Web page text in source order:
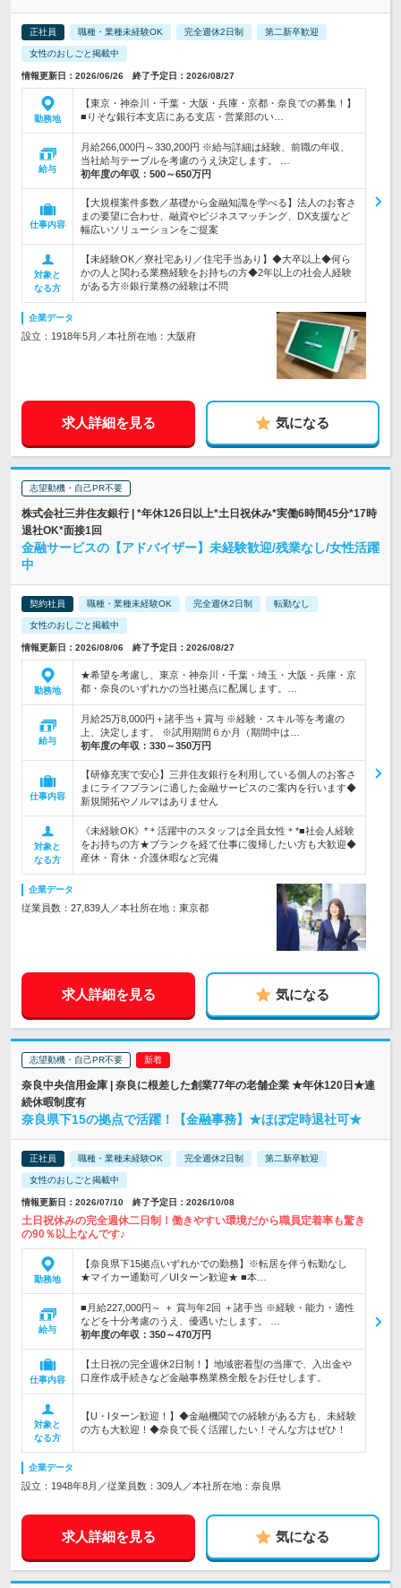
正社員 職種・業種未経験OK 完全週休2日制 第二新卒歓迎
女性のおしごと掲載中
情報更新日：2026/06/26 終了予定日：2026/08/27
勤務地
【東京・神奈川・千葉・大阪・兵庫・京都・奈良での募集！】
■りそな銀行本支店にある支店・営業部のい…
給与
月給266,000円～330,200円 ※給与詳細は経験、前職の年収、
当社給与テーブルを考慮のうえ決定します。 …
初年度の年収： 500～650万円
仕事内容
【大規模案件多数／基礎から金融知識を学べる】法人のお客さ
まの要望に合わせ、融資やビジネスマッチング、DX支援など
幅広いソリューションをご提案
対象と
なる方
【未経験OK／寮社宅あり／住宅手当あり】◆大卒以上◆何ら
かの人と関わる業務経験をお持ちの方◆2年以上の社会人経験
がある方※銀行業務の経験は不問
企業データ
設立：1918年5月／本社所在地：大阪府
求人詳細を見る 気になる
志望動機・自己PR不要
株式会社三井住友銀行 | *年休126日以上*土日祝休み*実働6時間45分*17時
退社OK*面接1回
金融サービスの【アドバイザー】未経験歓迎/残業なし/女性活躍
中
契約社員 職種・業種未経験OK 完全週休2日制 転勤なし
女性のおしごと掲載中
情報更新日：2026/08/06 終了予定日：2026/08/27
勤務地
★希望を考慮し、東京・神奈川・千葉・埼玉・大阪・兵庫・京
都・奈良のいずれかの当社拠点に配属します。…
給与
月給25万8,000円＋諸手当＋賞与 ※経験・スキル等を考慮の
上、決定します。 ※試用期間６か月（期間中は…
初年度の年収： 330～350万円
仕事内容
【研修充実で安心】三井住友銀行を利用している個人のお客さ
まにライフプランに適した金融サービスのご案内を行います◆
新規開拓やノルマはありません
対象と
なる方
《未経験OK》*＊活躍中のスタッフは全員女性＊*■社会人経験
をお持ちの方★ブランクを経て仕事に復帰したい方も大歓迎◆
産休・育休・介護休暇など完備
企業データ
従業員数：27,839人／本社所在地：東京都
求人詳細を見る 気になる
志望動機・自己PR不要
奈良中央信用金庫 | 奈良に根差した創業77年の老舗企業 ★年休120日★連
続休暇制度有
奈良県下15の拠点で活躍！【金融事務】★ほぼ定時退社可★
正社員 職種・業種未経験OK 完全週休2日制 第二新卒歓迎
女性のおしごと掲載中
情報更新日：2026/07/10 終了予定日：2026/10/08
土日祝休みの完全週休二日制！働きやすい環境だから職員定着率も驚き
の90％以上なんです♪
勤務地
【奈良県下15拠点いずれかでの勤務】※転居を伴う転勤なし
★マイカー通勤可／UIターン歓迎★ ■本…
給与
■月給227,000円～ ＋ 賞与年2回 ＋諸手当 ※経験・能力・適性
などを十分考慮のうえ、優遇いたします。 …
初年度の年収： 350～470万円
仕事内容
【土日祝の完全週休2日制！】地域密着型の当庫で、入出金や
口座作成手続きなど金融事務業務全般をお任せします。
対象と
なる方
【U・Iターン歓迎！】◆金融機関での経験がある方も、未経験
の方も大歓迎！◆奈良で長く活躍したい！そんな方はぜひ！
企業データ
設立：1948年8月／従業員数：309人／本社所在地：奈良県
求人詳細を見る 気になる